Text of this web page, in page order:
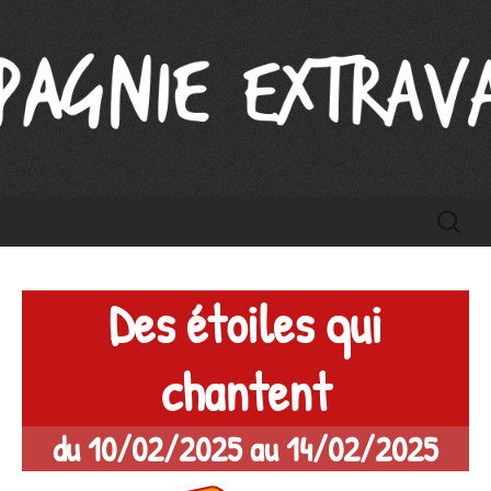
Compagnie Extravague
Des étoiles qui
chantent
du 10/02/2025 au 14/02/2025